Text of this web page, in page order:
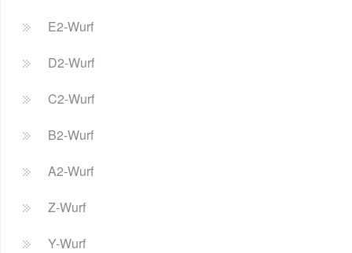
E2-Wurf
D2-Wurf
C2-Wurf
B2-Wurf
A2-Wurf
Z-Wurf
Y-Wurf